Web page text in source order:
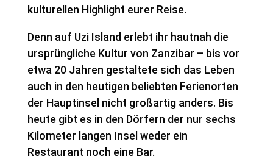
kulturellen Highlight eurer Reise.
Denn auf Uzi Island erlebt ihr hautnah die
ursprüngliche Kultur von Zanzibar – bis vor
etwa 20 Jahren gestaltete sich das Leben
auch in den heutigen beliebten Ferienorten
der Hauptinsel nicht großartig anders. Bis
heute gibt es in den Dörfern der nur sechs
Kilometer langen Insel weder ein
Restaurant noch eine Bar.